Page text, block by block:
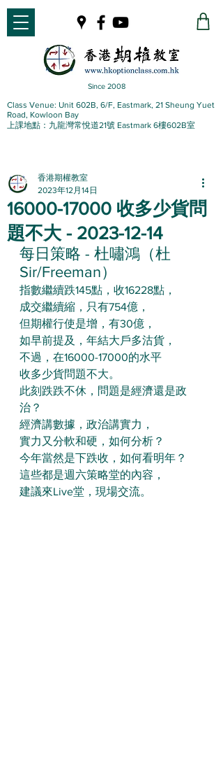
Since 2008
Class Venue: Unit 602B, 6/F, Eastmark, 21 Sheung Yuet
Road, Kowloon Bay
上課地點：九龍灣常悅道21號 Eastmark 6樓602B室
16000-17000 收多少貨問
題不大 - 2023-12-14
香港期權教室
2023年12月14日
每日策略 - 杜嘯鴻（杜
Sir/Freeman）
指數繼續跌145點，收16228點，
成交繼續縮，只有754億，
但期權行使是增，有30億，
如早前提及，年結大戶多沽貨，
不過，在16000-17000的水平
收多少貨問題不大。
此刻跌跌不休，問題是經濟還是政
治？
經濟講數據，政治講實力，
實力又分軟和硬，如何分析？
今年當然是下跌收，如何看明年？
這些都是週六策略堂的內容，
建議來Live堂，現場交流。